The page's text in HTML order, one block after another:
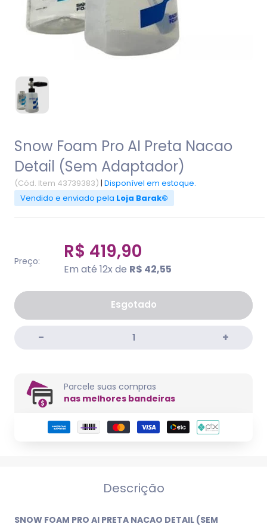
Snow Foam Pro AI Preta Nacao
Detail (Sem Adaptador)
(Cód. Item 43739383) | Disponível em estoque.
Vendido e enviado pela Loja Barak©
Preço: R$ 419,90
Em até 12x de R$ 42,55
Esgotado
Parcele suas compras
nas melhores bandeiras
Descrição
SNOW FOAM PRO AI PRETA NACAO DETAIL (SEM